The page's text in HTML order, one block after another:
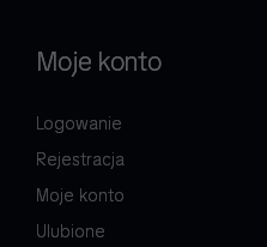
Moje konto
Logowanie
Rejestracja
Moje konto
Ulubione